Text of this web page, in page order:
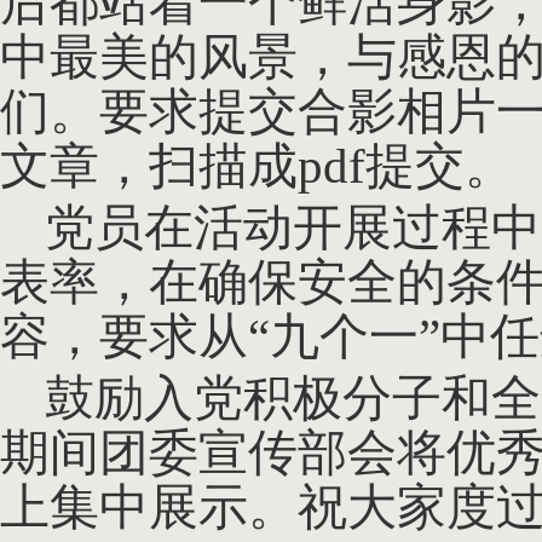
中最美的风景，与感恩
们。要求提交合影相片
文章，扫描成pdf提交。
党员在活动开展过程
表率，在确保安全的条
容，要求从“九个一”中
鼓励入党积极分子和
期间团委宣传部会将优
上集中展示。祝大家度